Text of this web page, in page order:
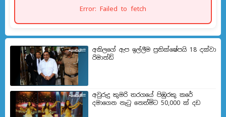
Error: Failed to fetch
අකිලගේ ඇප ඉල්ලීම ප්‍රතික්ෂේපයි 18 දක්වා
රිමාන්ඩ්
අවුරුදු කුමරි තරගයේ පිඹුරකු කරේ
දමාගෙන නැටු නෙත්මිට 50,000 ක් දඩ